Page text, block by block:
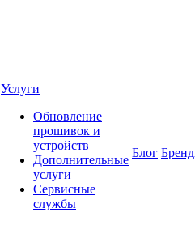
Услуги
Обновление
прошивок и
устройств
Дополнительные
услуги
Сервисные
службы
Блог